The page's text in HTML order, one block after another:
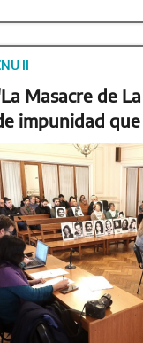
II
Masacre de
impunidad